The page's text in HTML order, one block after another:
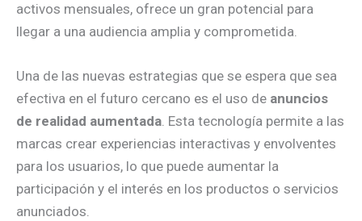
activos mensuales, ofrece un gran potencial para
llegar a una audiencia amplia y comprometida.
Una de las nuevas estrategias que se espera que sea
efectiva en el futuro cercano es el uso de anuncios
de realidad aumentada. Esta tecnología permite a las
marcas crear experiencias interactivas y envolventes
para los usuarios, lo que puede aumentar la
participación y el interés en los productos o servicios
anunciados.